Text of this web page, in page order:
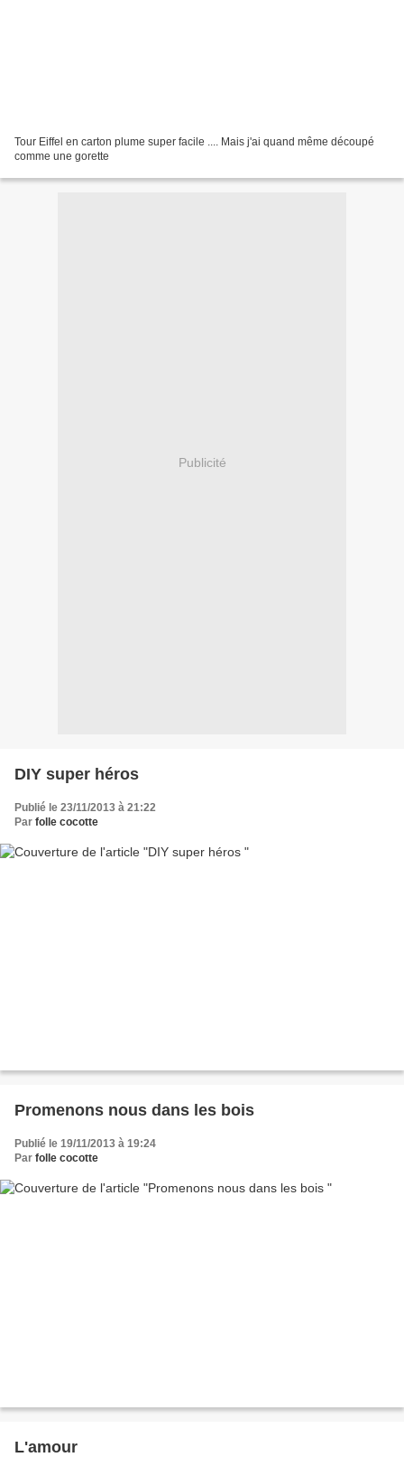
Tour Eiffel en carton plume super facile .... Mais j'ai quand même découpé
comme une gorette
Publicité
DIY super héros
Publié le 23/11/2013 à 21:22
Par folle cocotte
Promenons nous dans les bois
Publié le 19/11/2013 à 19:24
Par folle cocotte
L'amour